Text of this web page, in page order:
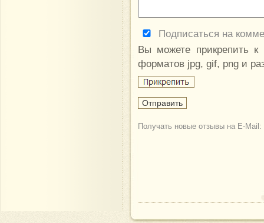
Подписаться на
Вы можете прикрепить
форматов jpg, gif, png и
Получать новые отзывы на E-Mail: